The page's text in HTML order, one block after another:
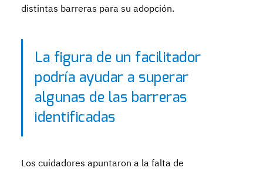
distintas barreras para su adopción.
La figura de un facilitador
podría ayudar a superar
algunas de las barreras
identificadas
Los cuidadores apuntaron a la falta de